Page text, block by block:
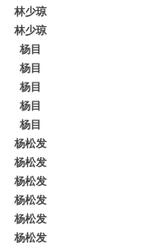
林少琼
林少琼
杨目
杨目
杨目
杨目
杨目
杨松发
杨松发
杨松发
杨松发
杨松发
杨松发